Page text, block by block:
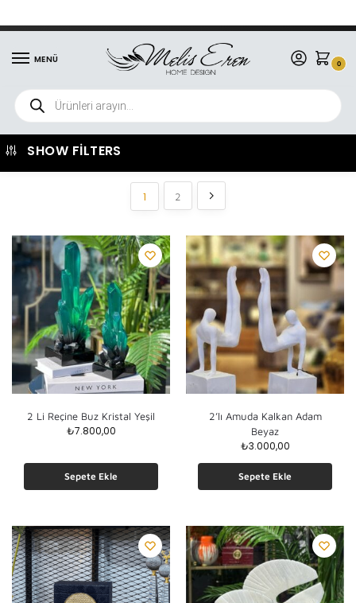
MENÜ 0
SHOW FILTERS
1 2
2 Li Reçine Buz Kristal Yeşil
₺7.800,00
Sepete Ekle
2’lı Amuda Kalkan Adam
Beyaz
₺3.000,00
Sepete Ekle